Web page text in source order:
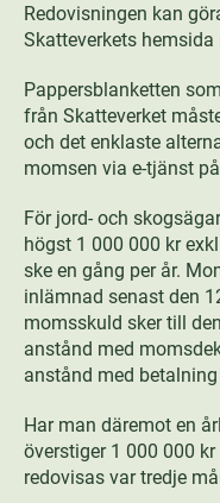
Redovisningen kan
Skatteverkets
Pappersblanketten
från Skatteverket
och det enklaste
momsen via e-tjänst
För jord- och
högst 1 000 000 kr
ske en gång per år.
inlämnad senast den
momsskuld sker till
anstånd med
anstånd med
Har man däremot en
överstiger 1 000 000
redovisas var tredje